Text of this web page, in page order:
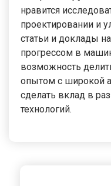
нравится
проектировании и
статьи и доклады
прогрессом в
возможность
опытом с широкой
сделать вклад в
технологий.